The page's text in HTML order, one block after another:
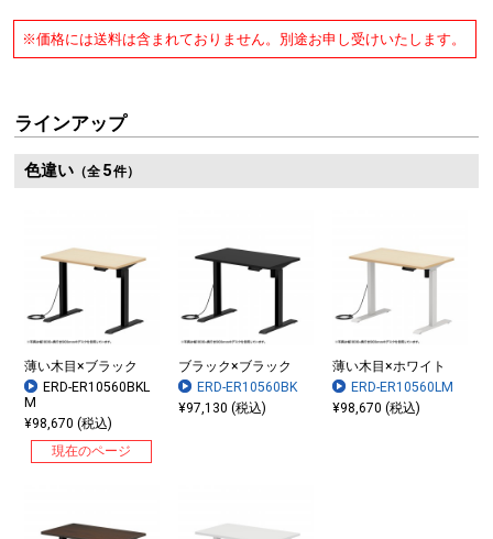
※価格には送料は含まれておりません。別途お申し受けいたします。
ラインアップ
色違い（全 5件）
薄い木目×ブラック
ERD-ER10560BKL
M
¥98,670 (税込)
現在のページ
ブラック×ブラック
ERD-ER10560BK
¥97,130 (税込)
薄い木目×ホワイト
ERD-ER10560LM
¥98,670 (税込)